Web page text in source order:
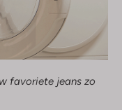
favoriete jeans zo